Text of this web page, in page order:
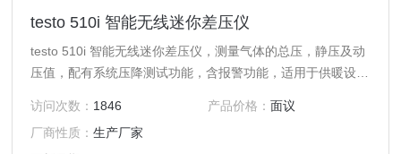
testo 510i 智能无线迷你差压仪
testo 510i 智能无线迷你差压仪，测量气体的总压，静压及动
压值，配有系统压降测试功能，含报警功能，适用于供暖设备
访问次数： 1846 产品价格： 面议
厂商性质：生产厂家